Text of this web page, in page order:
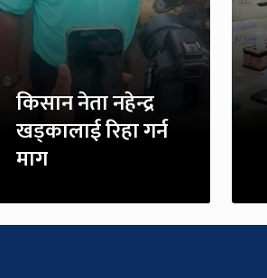
किसान नेता नहेन्द्र
खड्कालाई रिहा गर्न
माग